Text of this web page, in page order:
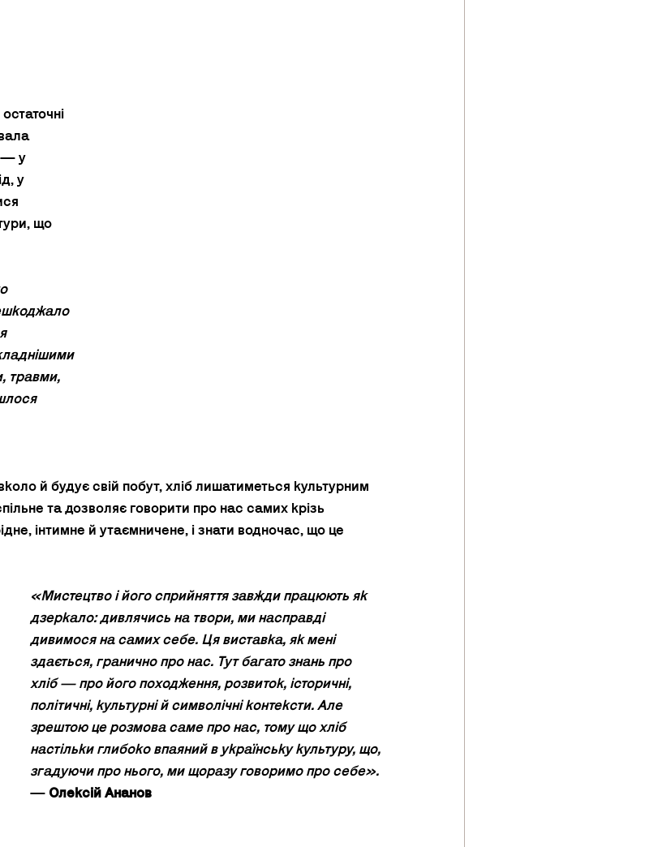
— у
у
що
травми,
й будує свій побут, хліб лишатиметься культурним
та дозволяє говорити про нас самих крізь
інтимне й утаємничене, і знати водночас, що це
«Мистецтво і його сприйняття завжди працюють як
дзеркало: дивлячись на твори, ми насправді
дивимося на самих себе. Ця виставка, як мені
здається, гранично про нас. Тут багато знань про
хліб — про його походження, розвиток, історичні,
політичні, культурні й символічні контексти. Але
зрештою це розмова саме про нас, тому що хліб
настільки глибоко впаяний в українську культуру, що,
згадуючи про нього, ми щоразу говоримо про себе».
— Олексій Ананов